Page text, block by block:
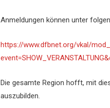
Anmeldungen können unter
https://www.dfbnet.org/vkal/
Die gesamte Region hofft, mit
auszubilden.